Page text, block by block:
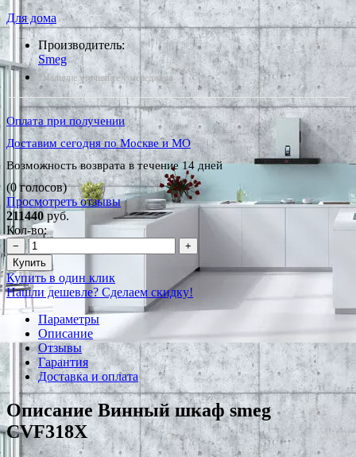
Для дома
Производитель:
Smeg
*Наличие уточняйте у менеджера
Оплата при получении
Доставим сегодня по Москве и МО
Возможность возврата в течение 14 дней
(0 голосов)
Просмотреть отзывы
211440 руб.
Кол-во:
−
+
Купить
Купить в один клик
Нашли дешевле? Сделаем скидку!
Параметры
Описание
Отзывы
Гарантия
Доставка и оплата
Описание Винный шкаф smeg
CVF318X